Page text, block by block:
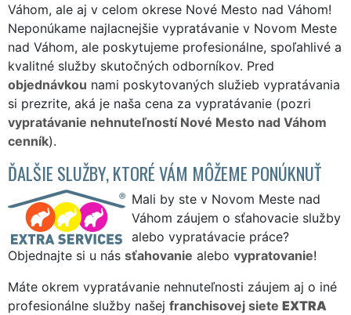
Váhom, ale aj v celom okrese Nové Mesto nad Váhom!
Neponúkame najlacnejšie vypratávanie v Novom Meste
nad Váhom, ale poskytujeme profesionálne, spoľahlivé a
kvalitné služby skutočných odborníkov. Pred
objednávkou nami poskytovaných služieb vypratávania
si prezrite, aká je naša cena za vypratávanie (pozri
vypratávanie nehnuteľností Nové Mesto nad Váhom
cenník).
ĎALŠIE SLUŽBY, KTORÉ VÁM MÔŽEME PONÚKNUŤ
Mali by ste v Novom Meste nad
Váhom záujem o sťahovacie služby
alebo vypratávacie práce?
Objednajte si u nás sťahovanie alebo vypratovanie!
Máte okrem vypratávanie nehnuteľnosti záujem aj o iné
profesionálne služby našej franchisovej siete EXTRA